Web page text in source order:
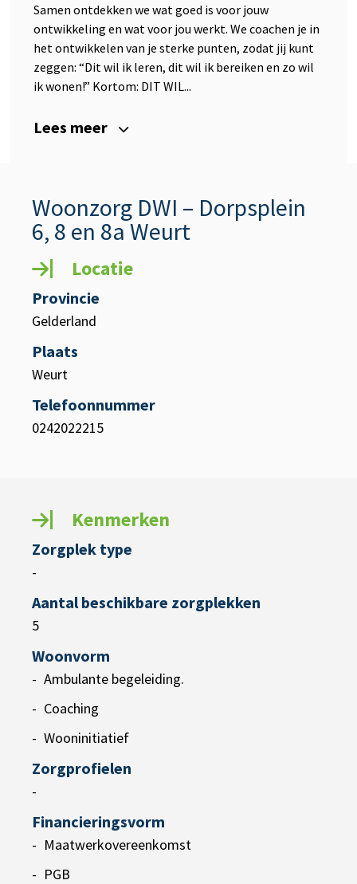
Samen ontdekken we wat goed is voor jouw
ontwikkeling en wat voor jou werkt. We coachen je in
het ontwikkelen van je sterke punten, zodat jij kunt
zeggen: “Dit wil ik leren, dit wil ik bereiken en zo wil
ik wonen!” Kortom: DIT WIL...
Lees meer
Woonzorg DWI – Dorpsplein
6, 8 en 8a Weurt
Locatie
Provincie
Gelderland
Plaats
Weurt
Telefoonnummer
0242022215
Kenmerken
Zorgplek type
-
Aantal beschikbare zorgplekken
5
Woonvorm
Ambulante begeleiding.
Coaching
Wooninitiatief
Zorgprofielen
-
Financieringsvorm
Maatwerkovereenkomst
PGB